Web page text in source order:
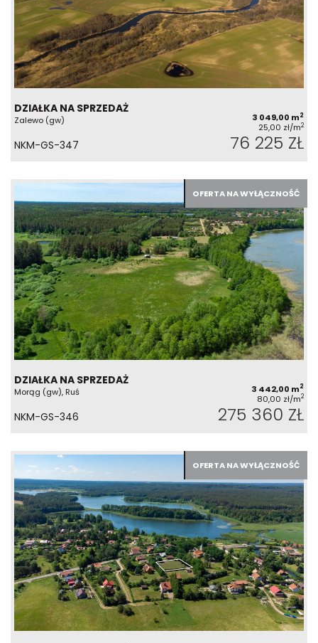
DZIAŁKA NA SPRZEDAŻ
Zalewo (gw) 3 049,00 m2
25,00 zł/m2
NKM-GS-347 76 225 ZŁ
OFERTA NA WYŁĄCZNOŚĆ
DZIAŁKA NA SPRZEDAŻ
Morąg (gw), Ruś 3 442,00 m2
80,00 zł/m2
NKM-GS-346 275 360 ZŁ
OFERTA NA WYŁĄCZNOŚĆ